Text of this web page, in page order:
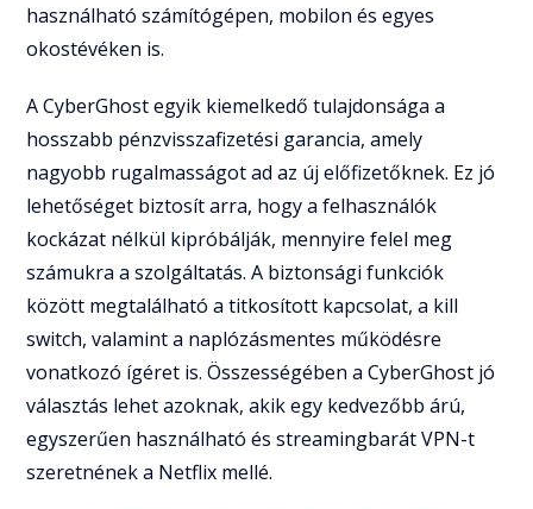
használható számítógépen, mobilon és egyes
okostévéken is.
A CyberGhost egyik kiemelkedő tulajdonsága a
hosszabb pénzvisszafizetési garancia, amely
nagyobb rugalmasságot ad az új előfizetőknek. Ez jó
lehetőséget biztosít arra, hogy a felhasználók
kockázat nélkül kipróbálják, mennyire felel meg
számukra a szolgáltatás. A biztonsági funkciók
között megtalálható a titkosított kapcsolat, a kill
switch, valamint a naplózásmentes működésre
vonatkozó ígéret is. Összességében a CyberGhost jó
választás lehet azoknak, akik egy kedvezőbb árú,
egyszerűen használható és streamingbarát VPN-t
szeretnének a Netflix mellé.